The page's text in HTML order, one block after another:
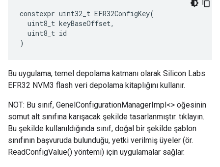
constexpr uint32_t EFR32ConfigKey(
uint8_t keyBaseOffset,
uint8_t id
)
Bu uygulama, temel depolama katmanı olarak Silicon Labs
EFR32 NVM3 flash veri depolama kitaplığını kullanır.
NOT: Bu sınıf, GenelConfigurationManagerImpl<> öğesinin
somut alt sınıfına karışacak şekilde tasarlanmıştır. tıklayın.
Bu şekilde kullanıldığında sınıf, doğal bir şekilde şablon
sınıfının başvuruda bulunduğu, yetki verilmiş üyeler (ör.
ReadConfigValue() yöntemi) için uygulamalar sağlar.